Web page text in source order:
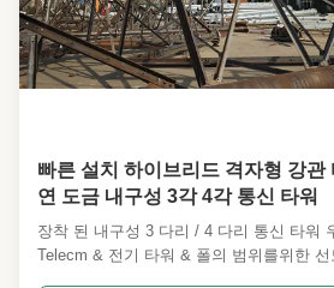
빠른 설치 하이브리드 격자형 강관
연 도금 내구성 3각 4각 통신 타워
장착 된 내구성 3 다리 / 4 다리 통신 타워
Telecm & 전기 타워 & 폴의 범위를위한 선